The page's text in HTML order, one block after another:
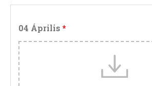
04 Április